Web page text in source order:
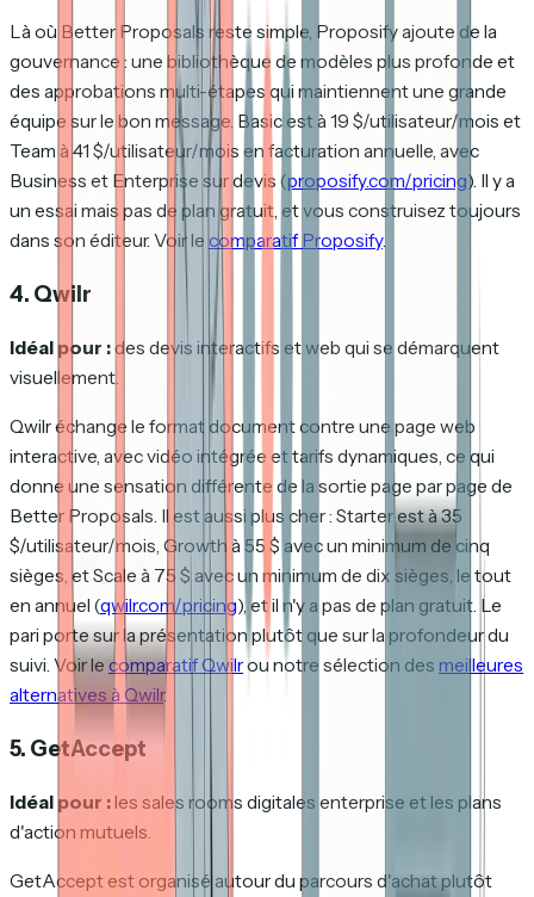
Là où Better Proposals reste simple, Proposify ajoute de la
gouvernance : une bibliothèque de modèles plus profonde et
des approbations multi-étapes qui maintiennent une grande
équipe sur le bon message. Basic est à 19 $/utilisateur/mois et
Team à 41 $/utilisateur/mois en facturation annuelle, avec
Business et Enterprise sur devis (proposify.com/pricing). Il y a
un essai mais pas de plan gratuit, et vous construisez toujours
dans son éditeur. Voir le comparatif Proposify.
4. Qwilr
Idéal pour :des devis interactifs et web qui se démarquent
visuellement.
Qwilr échange le format document contre une page web
interactive, avec vidéo intégrée et tarifs dynamiques, ce qui
donne une sensation différente de la sortie page par page de
Better Proposals. Il est aussi plus cher : Starter est à 35
$/utilisateur/mois, Growth à 55 $ avec un minimum de cinq
sièges, et Scale à 75 $ avec un minimum de dix sièges, le tout
en annuel (qwilr.com/pricing), et il n'y a pas de plan gratuit. Le
pari porte sur la présentation plutôt que sur la profondeur du
suivi. Voir le comparatif Qwilrou notre sélection des meilleures
alternatives à Qwilr.
5. GetAccept
Idéal pour : les sales rooms digitales enterprise et les plans
d'action mutuels.
GetAccept est organisé autour du parcours d'achat plutôt